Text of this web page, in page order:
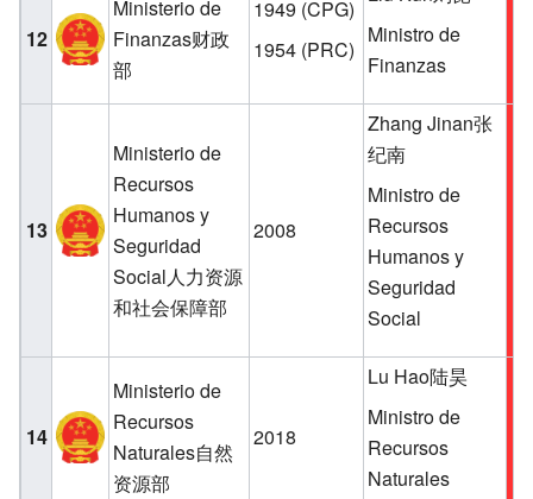
12
Ministerio de
Finanzas财政
部
1949 (CPG)
1954 (PRC)
Ministro de
Finanzas
13
Ministerio de
Recursos
Humanos y
Seguridad
Social人力资源
和社会保障部
2008
Zhang Jinan张
纪南
Ministro de
Recursos
Humanos y
Seguridad
Social
14
Ministerio de
Recursos
Naturales自然
资源部
2018
Lu Hao陆昊
Ministro de
Recursos
Naturales